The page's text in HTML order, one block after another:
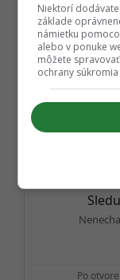
CHARLIZE
FILMY, HERCI,
KASKADER,
SLOVENSKO ,
VIGGO
Po
Niektorí
základe
námietku
alebo v ponuke
môžete
ochrany